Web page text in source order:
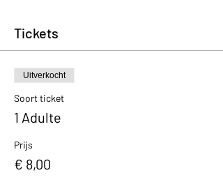
Tickets
Uitverkocht
Soort ticket
1 Adulte
Prijs
€ 8,00